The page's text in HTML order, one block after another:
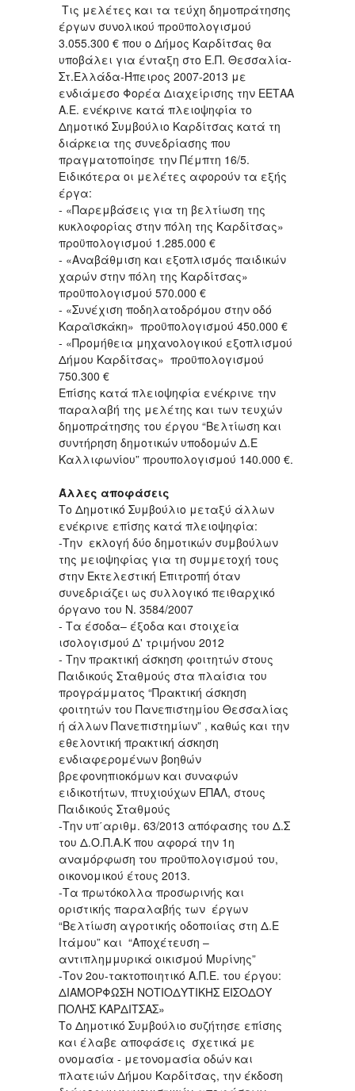
Τις μελέτες και τα τεύχη δημοπράτησης
έργων συνολικού προϋπολογισμού
3.055.300 € που ο Δήμος Καρδίτσας θα
υποβάλει για ένταξη στο Ε.Π. Θεσσαλία-
Στ.Ελλάδα-Ήπειρος 2007-2013 με
ενδιάμεσο Φορέα Διαχείρισης την ΕΕΤΑΑ
Α.Ε. ενέκρινε κατά πλειοψηφία το
Δημοτικό Συμβούλιο Καρδίτσας κατά τη
διάρκεια της συνεδρίασης που
πραγματοποίησε την Πέμπτη 16/5.
Ειδικότερα οι μελέτες αφορούν τα εξής
έργα:
- «Παρεμβάσεις για τη βελτίωση της
κυκλοφορίας στην πόλη της Καρδίτσας»
προϋπολογισμού 1.285.000 €
- «Αναβάθμιση και εξοπλισμός παιδικών
χαρών στην πόλη της Καρδίτσας»
προϋπολογισμού 570.000 €
- «Συνέχιση ποδηλατοδρόμου στην οδό
Καραϊσκάκη» προϋπολογισμού 450.000 €
- «Προμήθεια μηχανολογικού εξοπλισμού
Δήμου Καρδίτσας» προϋπολογισμού
750.300 €
Επίσης κατά πλειοψηφία ενέκρινε την
παραλαβή της μελέτης και των τευχών
δημοπράτησης του έργου “Βελτίωση και
συντήρηση δημοτικών υποδομών Δ.Ε
Καλλιφωνίου” προυπολογισμού 140.000 €.
Άλλες αποφάσεις
Το Δημοτικό Συμβούλιο μεταξύ άλλων
ενέκρινε επίσης κατά πλειοψηφία:
-Την εκλογή δύο δημοτικών συμβούλων
της μειοψηφίας για τη συμμετοχή τους
στην Εκτελεστική Επιτροπή όταν
συνεδριάζει ως συλλογικό πειθαρχικό
όργανο του Ν. 3584/2007
- Τα έσοδα– έξοδα και στοιχεία
ισολογισμού Δ' τριμήνου 2012
- Την πρακτική άσκηση φοιτητών στους
Παιδικούς Σταθμούς στα πλαίσια του
προγράμματος “Πρακτική άσκηση
φοιτητών του Πανεπιστημίου Θεσσαλίας
ή άλλων Πανεπιστημίων” , καθώς και την
εθελοντική πρακτική άσκηση
ενδιαφερομένων βοηθών
βρεφονηπιοκόμων και συναφών
ειδικοτήτων, πτυχιούχων ΕΠΑΛ, στους
Παιδικούς Σταθμούς
-Την υπ΄αριθμ. 63/2013 απόφασης του Δ.Σ
του Δ.Ο.Π.Α.Κ που αφορά την 1η
αναμόρφωση του προϋπολογισμού του,
οικονομικού έτους 2013.
-Τα πρωτόκολλα προσωρινής και
οριστικής παραλαβής των έργων
“Βελτίωση αγροτικής οδοποιίας στη Δ.Ε
Ιτάμου” και “Αποχέτευση –
αντιπλημμυρικά οικισμού Μυρίνης”
-Τον 2ου-τακτοποιητικό Α.Π.Ε. του έργου:
ΔΙΑΜΟΡΦΩΣΗ ΝΟΤΙΟΔΥΤΙΚΗΣ ΕΙΣΟΔΟΥ
ΠΟΛΗΣ ΚΑΡΔΙΤΣΑΣ»
Το Δημοτικό Συμβούλιο συζήτησε επίσης
και έλαβε αποφάσεις σχετικά με
ονομασία - μετονομασία οδών και
πλατειών Δήμου Καρδίτσας, την έκδοση